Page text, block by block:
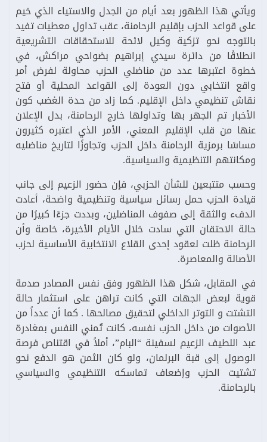
ويأتي هذا الظهور بعد أيام من الجدل والاستياء الذي خيم
على قواعد الحزب بإقليم الرحامنة، عقب تداول معطيات تفيد
بالتوجه نحو تزكية وكيل لائحة للاستحقاقات التشريعية
انطلاقًا من دائرة سيدي إبراهيم بضواحي مراكش، في
خطوة اعتبرها عدد من مناضلي الحزب محاولة لفرض أمر
واقع انتخابي دون العودة إلى القواعد المحلية أو فتح
نقاش تنظيمي داخل الإقليم. كما زاد من حدة الغضب كون
الأخبار تم الجهر بها وتداولها خارج الرحامنة، بدل الإعلان
عنها من قلب الإقليم المعني، الأمر الذي اعتبره كثيرون
مساسًا برمزية الرحامنة داخل الحزب وتجاوزًا لتاريخ مناضليه
ومكانتهم التنظيمية والسياسية.
وحسب متتبعين للشأن الحزبي، فإن حضور الزعيم إلى جانب
قيادة الحزب حمل رسائل سياسية وتنظيمية واضحة، أعادت
الدفء والثقة إلى صفوف المناضلين، وبددت جزءًا كبيرًا من
حالة الاحتقان التي سادت خلال الأيام الأخيرة، خاصة وأن
الرحامنة ظلت لعقود إحدى القلاع الانتخابية الأساسية لحزب
الأصالة والمعاصرة.
في المقابل، شكل هذا الظهور وفق نفس المصادر صدمة
قوية لبعض الجهات التي كانت تراهن على استثمار حالة
التشتت و التوتر الداخلي لتحقيق مصالحها . كما أن عدداً من
الأصوات من داخل الحزب نفسه، كانت تُمني النفس بمغادرة
عبد اللطيف الزعيم لسفينة “البام”، أملاً في اقتناص فرصة
الوصول إلى قبة البرلمان، ولو كان الثمن هو الدفع نحو
تشتيت الحزب وإضعاف تماسكه التنظيمي والسياسي
بالرحامنة.